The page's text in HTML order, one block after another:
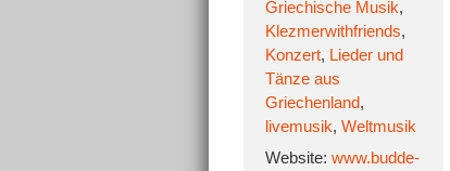
Griechische Musik,
Klezmerwithfriends,
Konzert, Lieder und
Tänze aus
Griechenland,
livemusik, Weltmusik
Website: www.budde-